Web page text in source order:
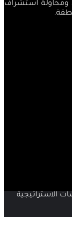
ومحاولة استشراف